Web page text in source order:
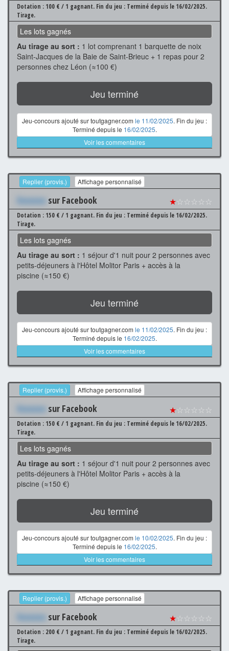
Dotation : 100 € / 1 gagnant. Fin du jeu : Terminé depuis le 16/02/2025.
Tirage.
Les lots gagnés
Au tirage au sort : 1 lot comprenant 1 barquette de noix
Saint-Jacques de la Baie de Saint-Brieuc + 1 repas pour 2
personnes chez Léon (≈100 €)
Jeu terminé
Jeu-concours ajouté sur toutgagner.com le 11/02/2025. Fin du jeu :
Terminé depuis le 16/02/2025.
Voir les commentaires
Replier (provis.) Affichage personnalisé
Xxxxxxx sur Facebook ★☆☆☆☆☆
Dotation : 150 € / 1 gagnant. Fin du jeu : Terminé depuis le 16/02/2025.
Tirage.
Les lots gagnés
Au tirage au sort : 1 séjour d'1 nuit pour 2 personnes avec
petits-déjeuners à l'Hôtel Molitor Paris + accès à la
piscine (≈150 €)
Jeu terminé
Jeu-concours ajouté sur toutgagner.com le 11/02/2025. Fin du jeu :
Terminé depuis le 16/02/2025.
Voir les commentaires
Replier (provis.) Affichage personnalisé
Xxxxxxx sur Facebook ★☆☆☆☆☆
Dotation : 150 € / 1 gagnant. Fin du jeu : Terminé depuis le 16/02/2025.
Tirage.
Les lots gagnés
Au tirage au sort : 1 séjour d'1 nuit pour 2 personnes avec
petits-déjeuners à l'Hôtel Molitor Paris + accès à la
piscine (≈150 €)
Jeu terminé
Jeu-concours ajouté sur toutgagner.com le 10/02/2025. Fin du jeu :
Terminé depuis le 16/02/2025.
Voir les commentaires
Replier (provis.) Affichage personnalisé
Xxxxxxx sur Facebook ★☆☆☆☆☆
Dotation : 200 € / 1 gagnant. Fin du jeu : Terminé depuis le 16/02/2025.
Tirage.